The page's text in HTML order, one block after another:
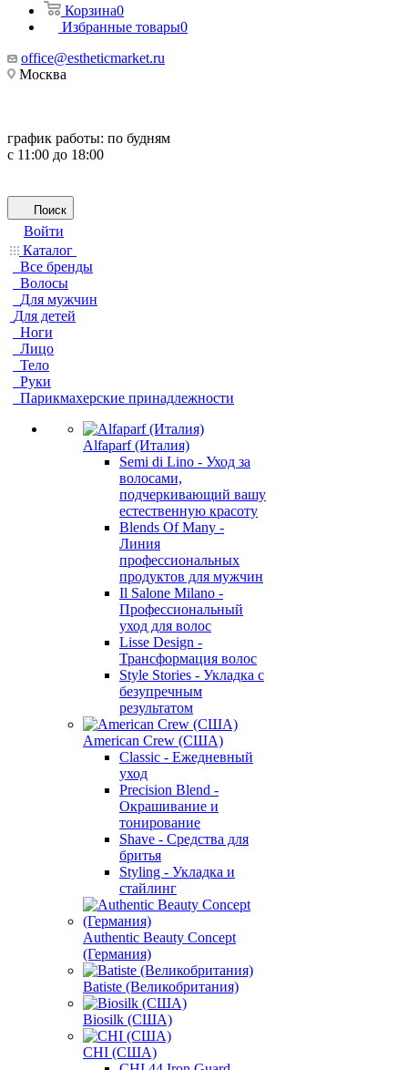
Корзина0
Избранные товары0
office@estheticmarket.ru
Москва
график работы: по будням
с 11:00 до 18:00
Поиск
Войти
Каталог
Все бренды
Волосы
Для мужчин
Для детей
Ноги
Лицо
Тело
Руки
Парикмахерские принадлежности
Alfaparf (Италия)
Semi di Lino - Уход за
волосами,
подчеркивающий вашу
естественную красоту
Blends Of Many -
Линия
профессиональных
продуктов для мужчин
Il Salone Milano -
Профессиональный
уход для волос
Lisse Design -
Трансформация волос
Style Stories - Укладка с
безупречным
результатом
American Crew (США)
Classic - Ежедневный
уход
Precision Blend -
Окрашивание и
тонирование
Shave - Средства для
бритья
Styling - Укладка и
стайлинг
Authentic Beauty Concept
(Германия)
Batiste (Великобритания)
Biosilk (США)
CHI (США)